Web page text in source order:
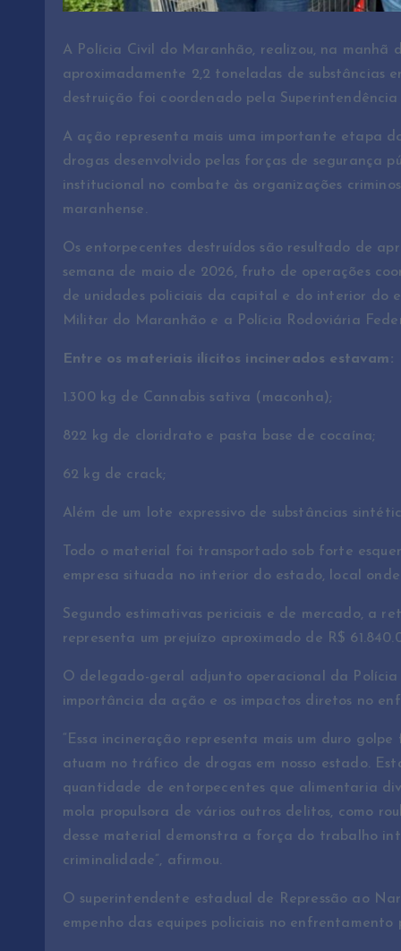
A Polícia Civil do Maranhão, realizou, na manhã
aproximadamente 2,2 toneladas de substâncias
destruição foi coordenado pela
A ação representa mais uma importante etapa
drogas desenvolvido pelas forças de segurança
institucional no combate às organizações
maranhense.
Os entorpecentes destruídos são resultado de
semana de maio de 2026, fruto de operações
de unidades policiais da capital e do interior do
Militar do Maranhão e a Polícia Rodoviária
Entre os materiais ilícitos incinerados estavam:
1.300 kg de Cannabis sativa (maconha);
822 kg de cloridrato e pasta base de cocaína;
62 kg de crack;
Além de um lote expressivo de substâncias
Todo o material foi transportado sob forte
empresa situada no interior do estado, local
Segundo estimativas periciais e de mercado, a
representa um prejuízo aproximado de R$
O delegado-geral adjunto operacional da
importância da ação e os impactos diretos no
“Essa incineração representa mais um duro
atuam no tráfico de drogas em nosso estado.
quantidade de entorpecentes que alimentaria
mola propulsora de vários outros delitos, como
desse material demonstra a força do trabalho
criminalidade”, afirmou.
O superintendente estadual de Repressão ao
empenho das equipes policiais no